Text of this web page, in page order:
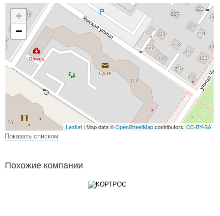
+
−
Leaflet| Map data ©OpenStreetMapcontributors, CC-BY-SA
Показать списком
Похожие компании